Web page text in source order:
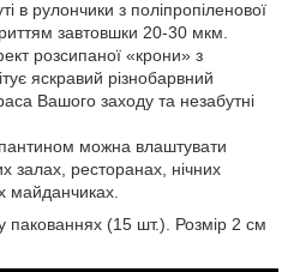
в рулончики з поліпропіленової
завтовшки 20-30 мкм.
розсипаної «крони» з
яскравий різнобарвний
Вашого заходу та незабутні
можна влаштувати
залах, ресторанах, нічних
майданчиках.
пакованнях (15 шт.). Розмір 2 см